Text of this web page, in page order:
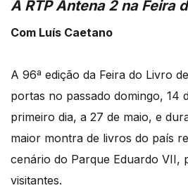
A RTP Antena 2 na Feira
Com Luís Caetano
A 96ª edição da Feira do Livro
portas no passado domingo, 14
primeiro dia, a 27 de maio, e
maior montra de livros do país
cenário do Parque Eduardo VII,
visitantes.